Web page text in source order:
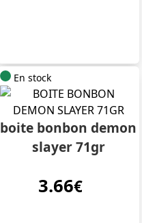
En stock
boite bonbon demon
slayer 71gr
3.66€